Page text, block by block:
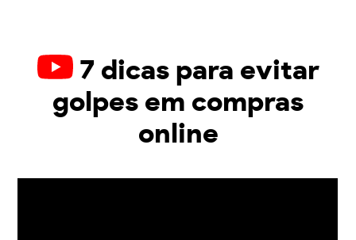
7 dicas para evitar
golpes em compras
online